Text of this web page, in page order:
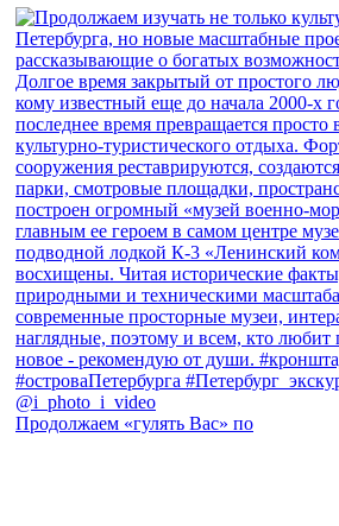
Продолжаем «гулять Вас» по